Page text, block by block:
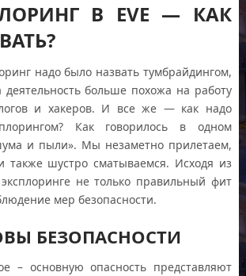
В EVE — КАК
надо было назвать тумбрайдингом,
больше похожа на работу
и хакеров. И все же — как надо
Как говорилось в одном
и пыли». Мы незаметно прилетаем,
также шустро сматываемся. Исходя из
не только правильный фит
мер безопасности.
БЕЗОПАСНОСТИ
– основную опасность представляют